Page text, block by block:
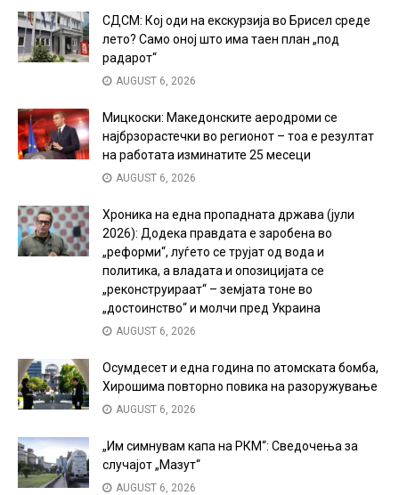
СДСМ: Кој оди на екскурзија во Брисел среде
лето? Само оној што има таен план „под
радарот“
AUGUST 6, 2026
Мицкоски: Македонските аеродроми се
најбрзорастечки во регионот – тоа е резултат
на работата изминатите 25 месеци
AUGUST 6, 2026
Хроника на една пропадната држава (јули
2026): Додека правдата е заробена во
„реформи“, луѓето се трујат од вода и
политика, а владата и опозицијата се
„реконструираат“ – земјата тоне во
„достоинство“ и молчи пред Украина
AUGUST 6, 2026
Осумдесет и една година по атомската бомба,
Хирошима повторно повика на разоружување
AUGUST 6, 2026
„Им симнувам капа на РКМ“: Сведочења за
случајот „Мазут“
AUGUST 6, 2026